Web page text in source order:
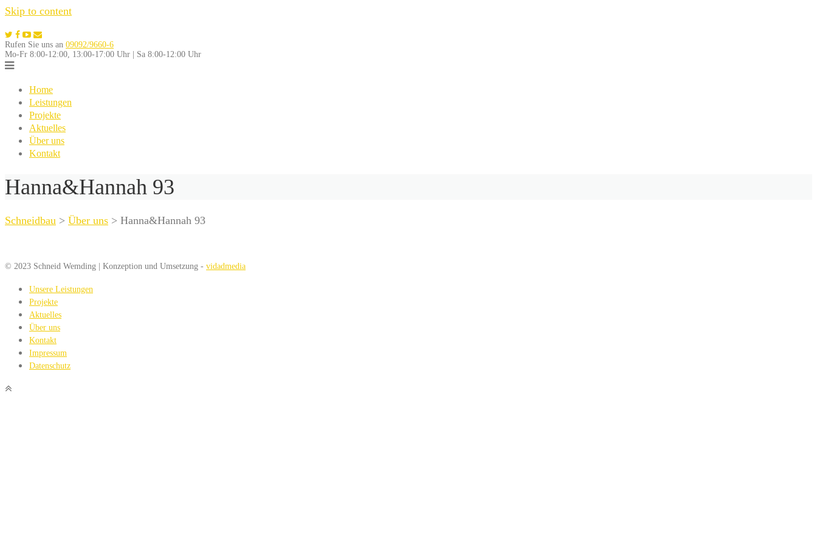
Skip to content
Rufen Sie uns an 09092/9660-6
Mo-Fr 8:00-12:00, 13:00-17:00 Uhr | Sa 8:00-12:00 Uhr
Home
Leistungen
Projekte
Aktuelles
Über uns
Kontakt
Hanna&Hannah 93
Schneidbau > Über uns > Hanna&Hannah 93
© 2023 Schneid Wemding | Konzeption und Umsetzung - vidadmedia
Unsere Leistungen
Projekte
Aktuelles
Über uns
Kontakt
Impressum
Datenschutz